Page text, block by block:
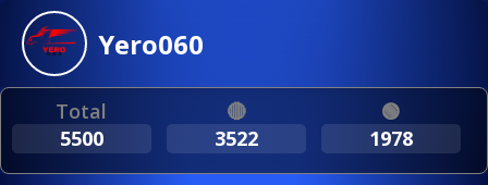
Yero060
Total
5500
🔴
3522
🟢
1978